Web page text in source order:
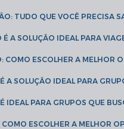
TUDO QUE VOCÊ PRECISA
É A SOLUÇÃO IDEAL PARA
COMO ESCOLHER A MELHOR
É A SOLUÇÃO IDEAL PARA
É IDEAL PARA GRUPOS QUE
COMO ESCOLHER A MELHOR